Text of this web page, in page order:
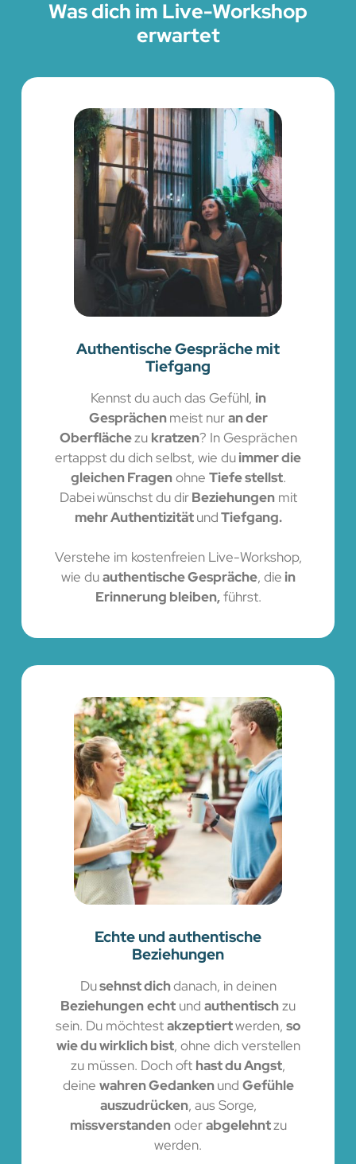
Was dich im Live-Workshop
erwartet
Authentische Gespräche mit
Tiefgang
Kennst du auch das Gefühl, in
Gesprächenmeist nuran der
Oberflächezu kratzen? In Gesprächen
ertappst du dich selbst, wie duimmer die
gleichen Fragenohne Tiefe stellst.
Dabeiwünschst du dirBeziehungenmit
mehr AuthentizitätundTiefgang.
Verstehe im kostenfreien Live-Workshop,
wie duauthentische Gespräche, die in
Erinnerung bleiben,führst.
Echte und authentische
Beziehungen
Dusehnst dichdanach, in deinen
Beziehungenecht und authentischzu
sein. Du möchtestakzeptiertwerden, so
wie du wirklich bist, ohne dich verstellen
zu müssen. Doch oft hast du Angst,
deine wahren Gedankenund Gefühle
auszudrücken, aus Sorge,
missverstandenoderabgelehntzu
werden.